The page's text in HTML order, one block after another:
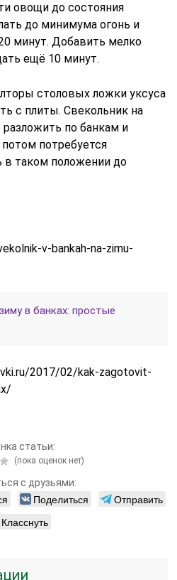
овощи до состояния
до минимума огонь и
минут. Добавить мелко
ещё 10 минут.
столовых ложки уксуса
с плиты. Свекольник на
по банкам и
потребуется
в таком положении до
v-bankah-na-zimu-
в банках: простые
2017/02/kak-zagotovit-
статьи:
(пока оценок нет)
с друзьями:
Поделиться
Отправить
Класснуть